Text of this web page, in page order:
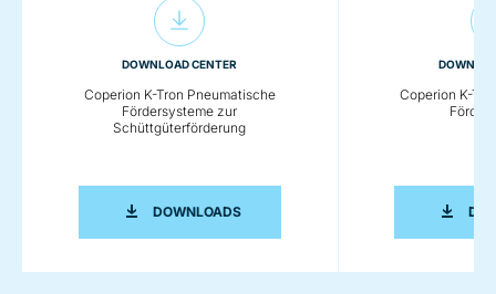
DOWNLOAD CENTER
Coperion K-Tron Pneumatische
Fördersysteme zur
Schüttgüterförderung
DOWNLOADSCOPERION K-TRON PNEUMATISCHE
Coperion K-